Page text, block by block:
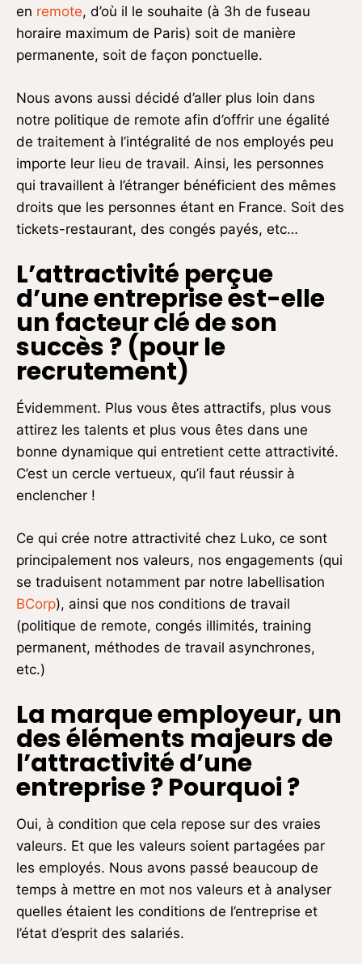
en remote, d’où il le souhaite (à 3h de fuseau
horaire maximum de Paris) soit de manière
permanente, soit de façon ponctuelle.
Nous avons aussi décidé d’aller plus loin dans
notre politique de remote afin d’offrir une égalité
de traitement à l’intégralité de nos employés peu
importe leur lieu de travail. Ainsi, les personnes
qui travaillent à l’étranger bénéficient des mêmes
droits que les personnes étant en France. Soit des
tickets-restaurant, des congés payés, etc…
L’attractivité perçue
d’une entreprise est-elle
un facteur clé de son
succès ? (pour le
recrutement)
Évidemment. Plus vous êtes attractifs, plus vous
attirez les talents et plus vous êtes dans une
bonne dynamique qui entretient cette attractivité.
C’est un cercle vertueux, qu’il faut réussir à
enclencher !
Ce qui crée notre attractivité chez Luko, ce sont
principalement nos valeurs, nos engagements (qui
se traduisent notamment par notre labellisation
BCorp), ainsi que nos conditions de travail
(politique de remote, congés illimités, training
permanent, méthodes de travail asynchrones,
etc.)
La marque employeur, un
des éléments majeurs de
l’attractivité d’une
entreprise ? Pourquoi ?
Oui, à condition que cela repose sur des vraies
valeurs. Et que les valeurs soient partagées par
les employés. Nous avons passé beaucoup de
temps à mettre en mot nos valeurs et à analyser
quelles étaient les conditions de l’entreprise et
l’état d’esprit des salariés.